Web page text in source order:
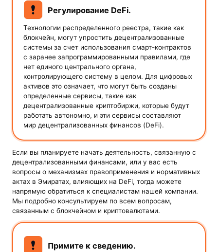
Регулирование DeFi.
Технологии распределенного реестра, такие как
блокчейн, могут упростить децентрализованные
системы за счет использования смарт-контрактов
с заранее запрограммированными правилами, где
нет единого центрального органа,
контролирующего систему в целом. Для цифровых
активов это означает, что могут быть созданы
определенные сервисы, такие как
децентрализованные криптобиржи, которые будут
работать автономно, и эти сервисы составляют
мир децентрализованных финансов (DeFi).
Если вы планируете начать деятельность, связанную с
децентрализованными финансами, или у вас есть
вопросы о механизмах правоприменения и нормативных
актах в Эмиратах, влияющих на DeFi, тогда можете
напрямую обратиться к специалистам нашей компании.
Мы подробно консультируем по всем вопросам,
связанным с блокчейном и криптовалютами.
Примите к сведению.